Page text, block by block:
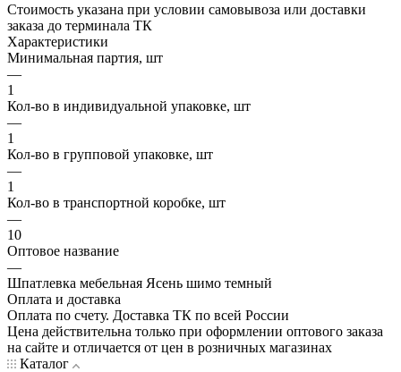
Стоимость указана при условии самовывоза или доставки
заказа до терминала ТК
Характеристики
Минимальная партия, шт
—
1
Кол-во в индивидуальной упаковке, шт
—
1
Кол-во в групповой упаковке, шт
—
1
Кол-во в транспортной коробке, шт
—
10
Оптовое название
—
Шпатлевка мебельная Ясень шимо темный
Оплата и доставка
Оплата по счету. Доставка ТК по всей России
Цена действительна только при оформлении оптового заказа
на сайте и отличается от цен в розничных магазинах
Каталог